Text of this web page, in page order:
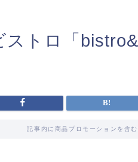
ストロ「
記事内に商品プロモーションを含